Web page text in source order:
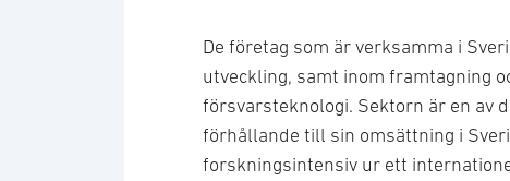
De företag som är verksamma i
utveckling, samt inom framtagning
försvarsteknologi. Sektorn är en av
förhållande till sin omsättning i
forskningsintensiv ur ett